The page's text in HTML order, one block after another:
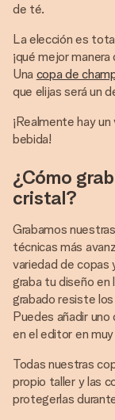
de té.
La elección es
¡qué mejor
Una copa de
que elijas será un
¡Realmente hay
bebida!
¿Cómo
cristal?
Grabamos
técnicas más
variedad de copas
graba tu diseño en
grabado resiste
Puedes añadir
en el editor en
Todas nuestras
propio taller y las
protegerlas